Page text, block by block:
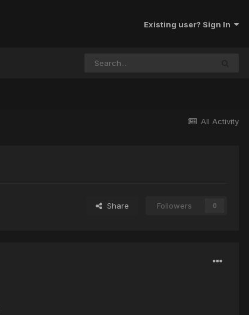
Existing user? Sign In
All Activity
Share Followers 0